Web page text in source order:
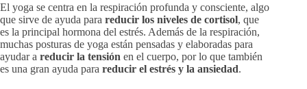
El yoga se centra en la respiración profunda y consciente, algo
que sirve de ayuda para reducir los niveles de cortisol, que
es la principal hormona del estrés. Además de la respiración,
muchas posturas de yoga están pensadas y elaboradas para
ayudar a reducir la tensión en el cuerpo, por lo que también
es una gran ayuda para reducir el estrés y la ansiedad.